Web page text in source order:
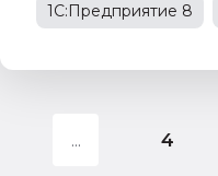
1С:Предприятие 8
1С:Бухгалтерия4